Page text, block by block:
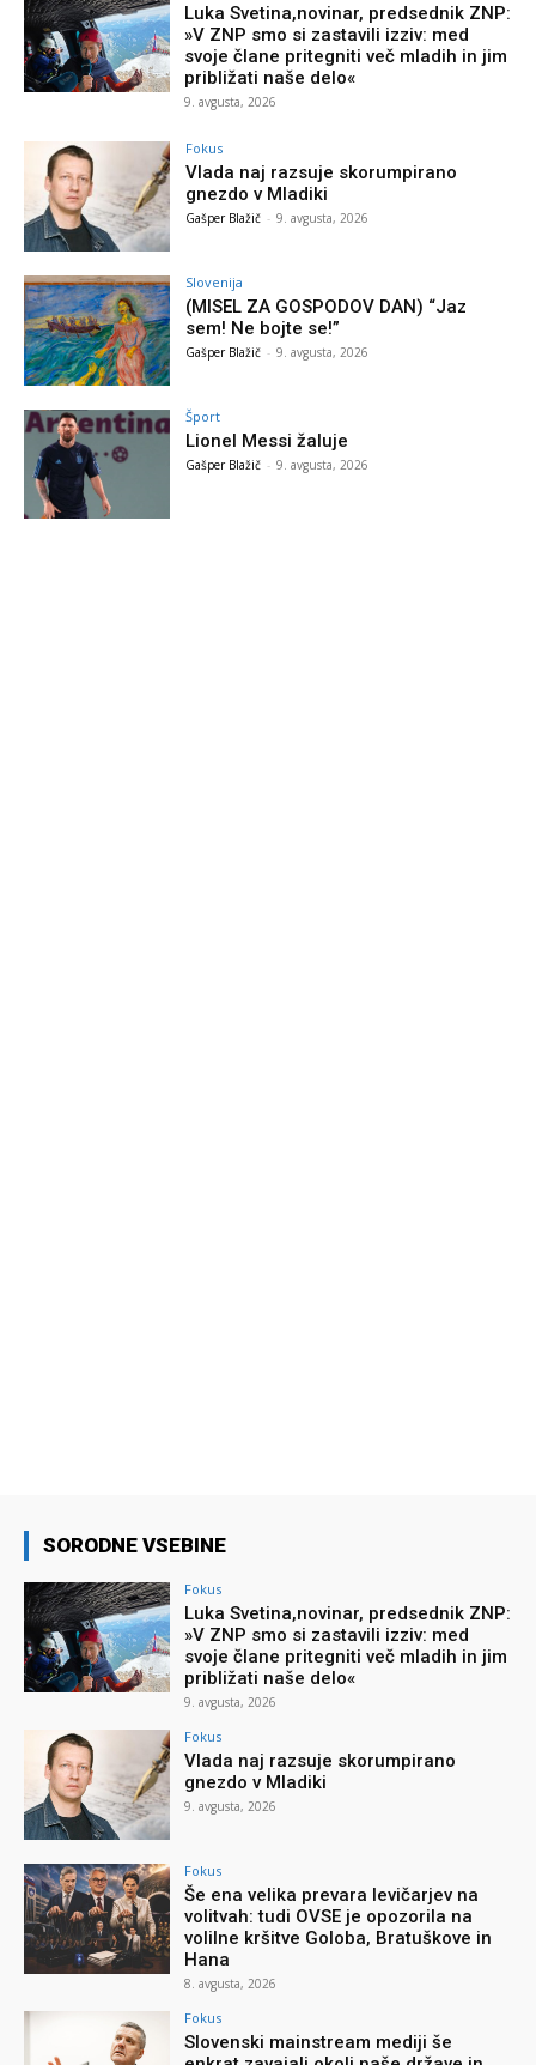
Luka Svetina,novinar, predsednik ZNP:
»V ZNP smo si zastavili izziv: med
svoje člane pritegniti več mladih in jim
približati naše delo«
9. avgusta, 2026
Fokus
Vlada naj razsuje skorumpirano
gnezdo v Mladiki
Gašper Blažič - 9. avgusta, 2026
Slovenija
(MISEL ZA GOSPODOV DAN) “Jaz
sem! Ne bojte se!”
Gašper Blažič - 9. avgusta, 2026
Šport
Lionel Messi žaluje
Gašper Blažič - 9. avgusta, 2026
SORODNE VSEBINE
Fokus
Luka Svetina,novinar, predsednik ZNP:
»V ZNP smo si zastavili izziv: med
svoje člane pritegniti več mladih in jim
približati naše delo«
9. avgusta, 2026
Fokus
Vlada naj razsuje skorumpirano
gnezdo v Mladiki
9. avgusta, 2026
Fokus
Še ena velika prevara levičarjev na
volitvah: tudi OVSE je opozorila na
volilne kršitve Goloba, Bratuškove in
Hana
8. avgusta, 2026
Fokus
Slovenski mainstream mediji še